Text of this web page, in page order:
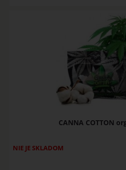
CANNA COTTON
NIE JE SKLADOM